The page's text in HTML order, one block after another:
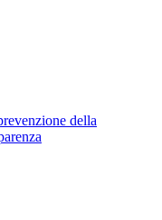
della